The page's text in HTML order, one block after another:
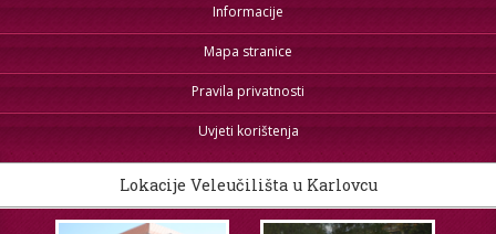
Informacije
Mapa stranice
Pravila privatnosti
Uvjeti korištenja
Lokacije Veleučilišta u Karlovcu